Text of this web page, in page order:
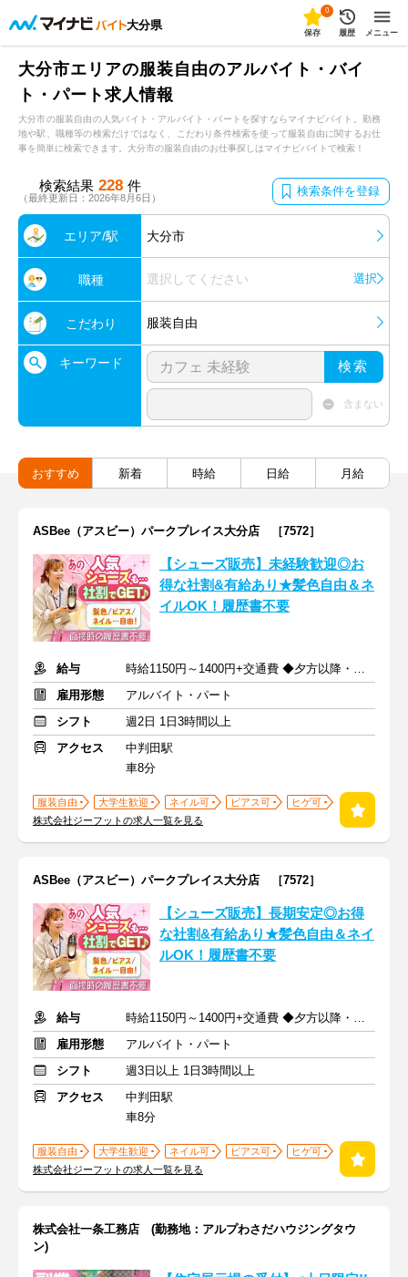
大分県
0
保存 履歴 メニュー
大分市エリアの服装自由のアルバイト・バイ
ト・パート求人情報
大分市の服装自由の人気バイト・アルバイト・パートを探すならマイナビバイト。勤務
地や駅、職種等の検索だけではなく、こだわり条件検索を使って服装自由に関するお仕
事を簡単に検索できます。大分市の服装自由のお仕事探しはマイナビバイトで検索！
検索結果 228 件
（最終更新日：2026年8月6日） 検索条件を登録
エリア/駅 大分市
職種 選択してください 選択
こだわり 服装自由
キーワード 検索
含まない
おすすめ 新着 時給 日給 月給
ASBee（アスビー）パークプレイス大分店 ［7572］
【シューズ販売】未経験歓迎◎お
得な社割&有給あり★髪色自由＆ネ
イルOK！履歴書不要
給与
時給1150円～1400円+交通費 ◆夕方以降・日祝加給あり！
雇用形態
アルバイト・パート
シフト
週2日 1日3時間以上
アクセス
中判田駅
車8分
服装自由 大学生歓迎 ネイル可 ピアス可
ヒゲ可
株式会社ジーフットの求人一覧を見る
ASBee（アスビー）パークプレイス大分店 ［7572］
【シューズ販売】長期安定◎お得
な社割&有給あり★髪色自由＆ネイ
ルOK！履歴書不要
給与
時給1150円～1400円+交通費 ◆夕方以降・日祝加給あり！
雇用形態
アルバイト・パート
シフト
週3日以上 1日3時間以上
アクセス
中判田駅
車8分
服装自由 大学生歓迎 ネイル可 ピアス可
ヒゲ可
株式会社ジーフットの求人一覧を見る
株式会社一条工務店 (勤務地：アルプわさだハウジングタウ
ン)